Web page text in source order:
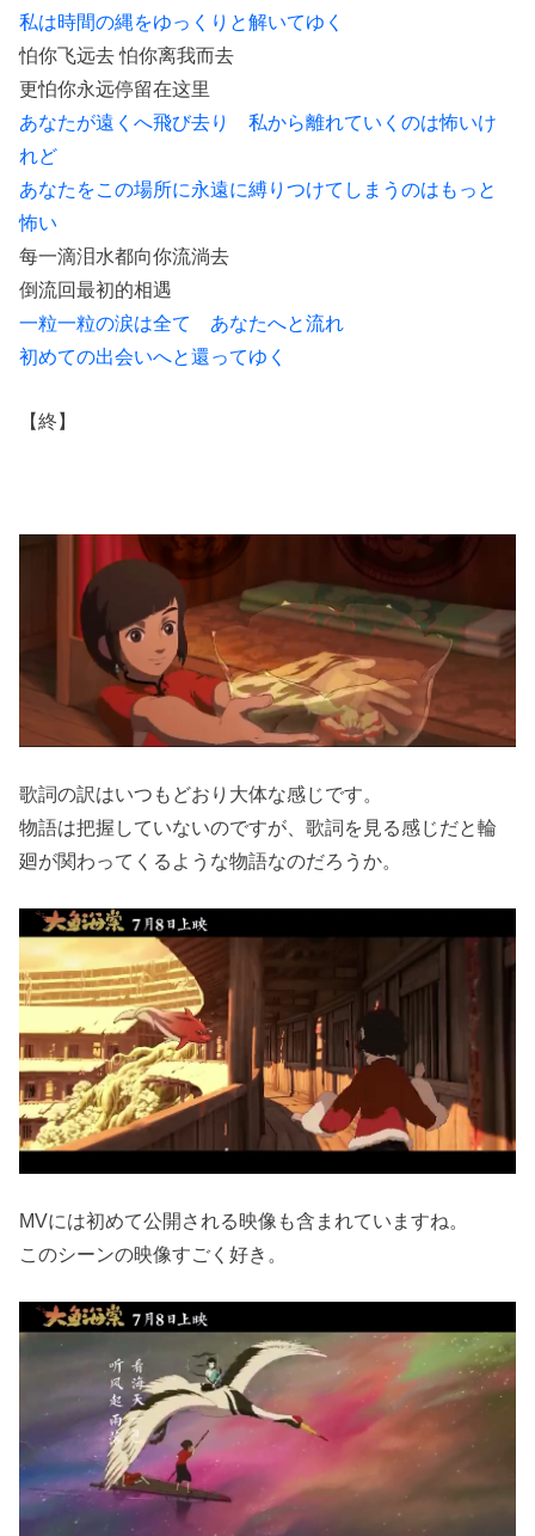
私は時間の縄をゆっくりと解いてゆく
怕你飞远去 怕你离我而去
更怕你永远停留在这里
あなたが遠くへ飛び去り 私から離れていくのは怖いけ
れど
あなたをこの場所に永遠に縛りつけてしまうのはもっと
怖い
每一滴泪水都向你流淌去
倒流回最初的相遇
一粒一粒の涙は全て あなたへと流れ
初めての出会いへと還ってゆく
【終】
歌詞の訳はいつもどおり大体な感じです。
物語は把握していないのですが、歌詞を見る感じだと輪
廻が関わってくるような物語なのだろうか。
MVには初めて公開される映像も含まれていますね。
このシーンの映像すごく好き。